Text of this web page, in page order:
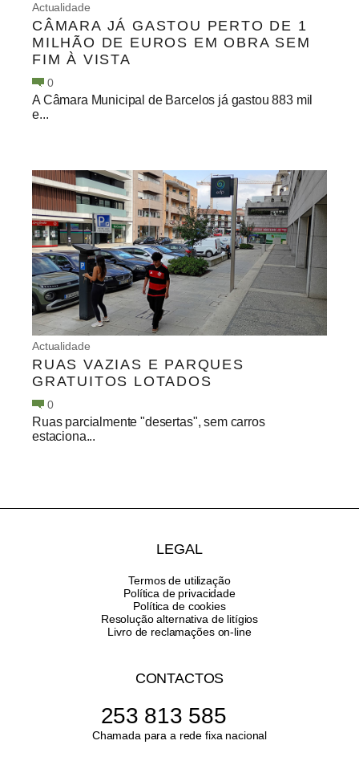
Actualidade
CÂMARA JÁ GASTOU PERTO DE 1
MILHÃO DE EUROS EM OBRA SEM
FIM À VISTA
0
A Câmara Municipal de Barcelos já gastou 883 mil
e...
Actualidade
RUAS VAZIAS E PARQUES
GRATUITOS LOTADOS
0
Ruas parcialmente "desertas", sem carros
estaciona...
LEGAL
Termos de utilização
Política de privacidade
Política de cookies
Resolução alternativa de litígios
Livro de reclamações on-line
CONTACTOS
253 813 585
Chamada para a rede fixa nacional